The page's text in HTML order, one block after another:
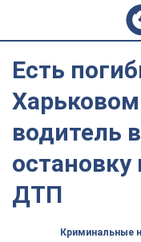
Есть
водитель
ДТП
Криминальные